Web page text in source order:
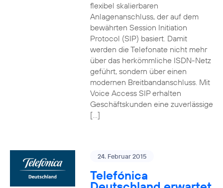
flexibel skalierbaren
Anlagenanschluss, der auf dem
bewährten Session Initiation
Protocol (SIP) basiert. Damit
werden die Telefonate nicht mehr
über das herkömmliche ISDN-Netz
geführt, sondern über einen
modernen Breitbandanschluss. Mit
Voice Access SIP erhalten
Geschäftskunden eine zuverlässige
[…]
24. Februar 2015
Telefónica